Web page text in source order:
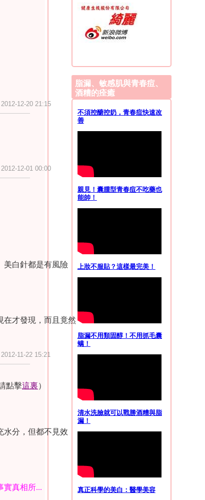
脂漏、敏感肌與青春痘、
酒糟的痊癒
不須控醣控奶，青春痘快速改
善
親見！囊腫型青春痘不吃藥也
能帥！
上妝不服貼？這樣最完美！
脂漏不用類固醇！不用抓毛囊
螨！
清水洗臉就可以戰勝酒糟與脂
漏！
真正科學的美白：醫學美容
忍的過飽和狀
嘔吐、紅腫」的
們發現角質栓的堵
的現場經驗是：「大
u71/v_OTk4M
護指導」）是我覺
在這裏https://
2012-12-20 21:15
2012-12-01 00:00
美白針都是有風險
在才發現，而且竟然
2012-11-22 15:21
點擊這裏）
水分，但都不見效